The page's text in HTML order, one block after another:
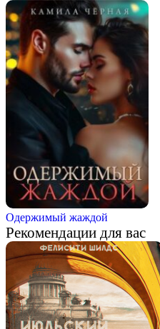
Одержимый жаждой
Рекомендации для вас